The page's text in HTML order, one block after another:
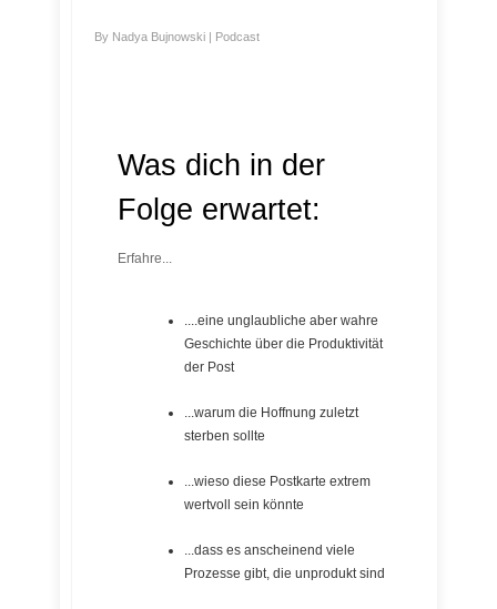
By Nadya Bujnowski | Podcast
Was dich in der
Folge erwartet:
Erfahre...
....eine unglaubliche aber wahre
Geschichte über die Produktivität
der Post
...warum die Hoffnung zuletzt
sterben sollte
...wieso diese Postkarte extrem
wertvoll sein könnte
...dass es anscheinend viele
Prozesse gibt, die unprodukt sind